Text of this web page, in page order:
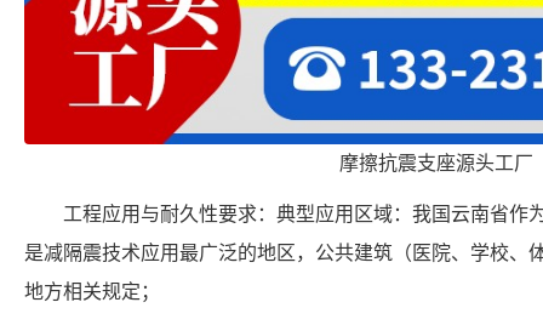
摩擦抗震支座源头工厂
工程应用与耐久性要求：典型应用区域：我国云南省作
是减隔震技术应用最广泛的地区，公共建筑（医院、学校、
地方相关规定；